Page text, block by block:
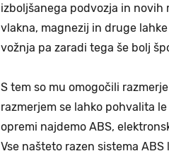
izboljšanega podvozja in novih
vlakna, magnezij in druge
vožnja pa zaradi tega še bolj
S tem so mu omogočili
razmerjem se lahko pohvalita
opremi najdemo ABS,
Vse našteto razen sistema